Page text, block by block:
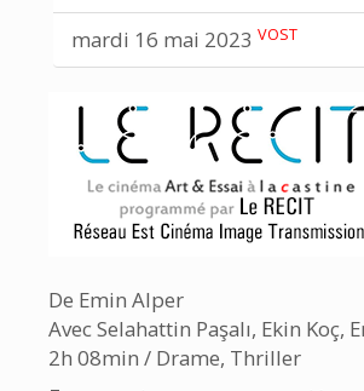
mardi 16 mai 2023 VOST
De Emin Alper
Avec Selahattin Paşalı, Ekin Koç,
2h 08min / Drame, Thriller